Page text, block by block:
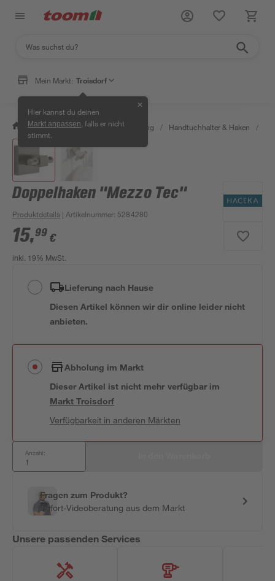
Mein Markt: Troisdorf
Hier kannst du deinen
Markt anpassen , falls er nicht
stimmt.
✕
/ Bad & Sanitär / Bad-Ausstattung / Handtuchhalter & Haken /
Doppelhaken "Mezzo Tec"
Produktdetails | Artikelnummer: 5284280
15,99 €
inkl. 19% MwSt.
Lieferung nach Hause
Diesen Artikel können wir dir online leider nicht
anbieten.
Abholung im Markt
Dieser Artikel ist nicht mehr verfügbar im
MarktTroisdorf
Verfügbarkeit in anderen Märkten
Anzahl:
Fragen zum Produkt?
Sofort-Videoberatung aus dem Markt
Unsere passenden Services